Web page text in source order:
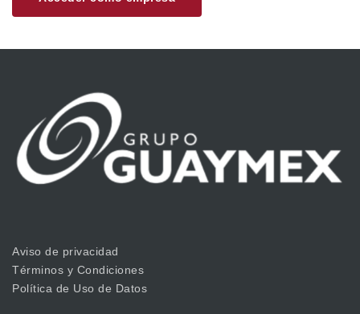
Aviso de privacidad
Términos y Condiciones
Política de Uso de Datos